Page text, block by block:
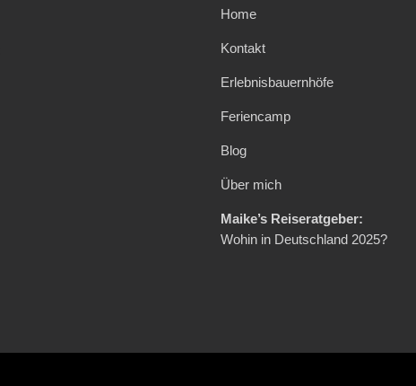
Home
Kontakt
Erlebnisbauernhöfe
Feriencamp
Blog
Über mich
Maike’s Reiseratgeber:
Wohin in Deutschland 2025?